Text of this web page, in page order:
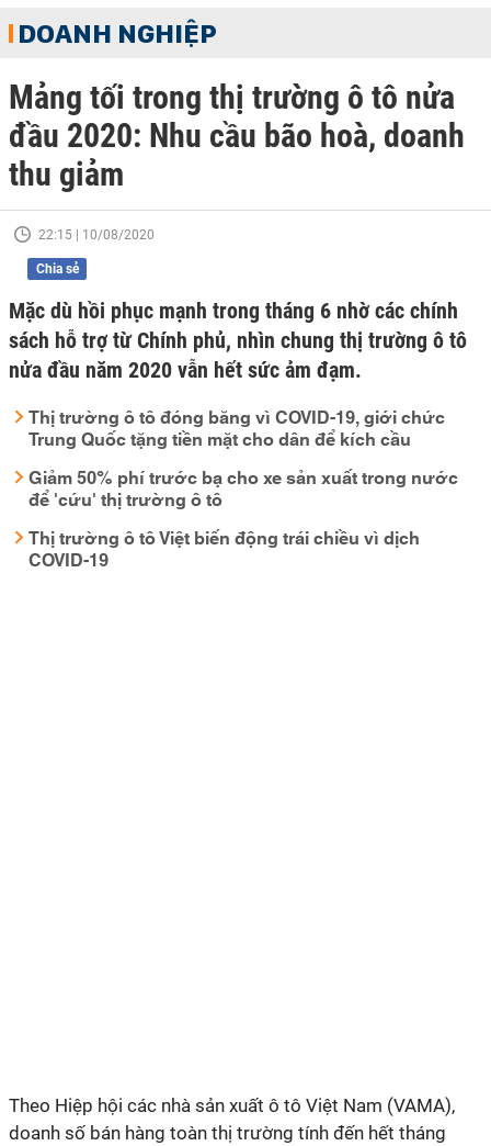
DOANH NGHIỆP
Mảng tối trong thị trường ô tô nửa
đầu 2020: Nhu cầu bão hoà, doanh
thu giảm
22:15 | 10/08/2020
Chia sẻ
Mặc dù hồi phục mạnh trong tháng 6 nhờ các chính
sách hỗ trợ từ Chính phủ, nhìn chung thị trường ô tô
nửa đầu năm 2020 vẫn hết sức ảm đạm.
Thị trường ô tô đóng băng vì COVID-19, giới chức
Trung Quốc tặng tiền mặt cho dân để kích cầu
Giảm 50% phí trước bạ cho xe sản xuất trong nước
để 'cứu' thị trường ô tô
Thị trường ô tô Việt biến động trái chiều vì dịch
COVID-19
Theo Hiệp hội các nhà sản xuất ô tô Việt Nam (VAMA),
doanh số bán hàng toàn thị trường tính đến hết tháng